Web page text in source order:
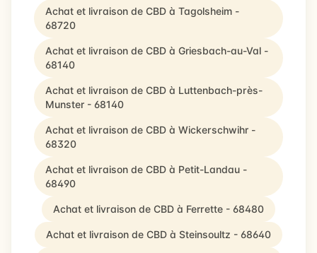
Achat et livraison de CBD à Tagolsheim -
68720
Achat et livraison de CBD à Griesbach-au-Val -
68140
Achat et livraison de CBD à Luttenbach-près-
Munster - 68140
Achat et livraison de CBD à Wickerschwihr -
68320
Achat et livraison de CBD à Petit-Landau -
68490
Achat et livraison de CBD à Ferrette - 68480
Achat et livraison de CBD à Steinsoultz - 68640